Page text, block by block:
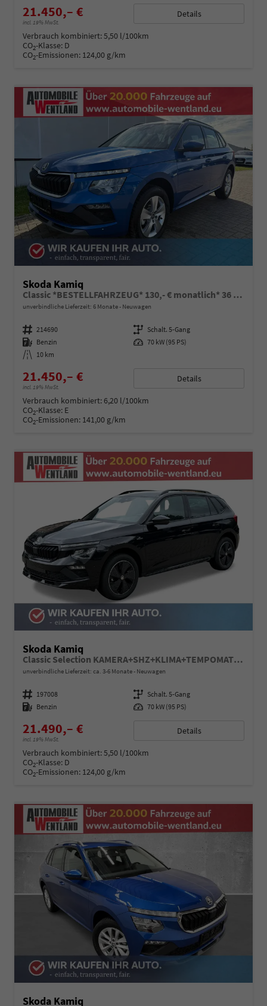
21.450,– €
incl. 19% MwSt.
Details
Verbrauch kombiniert:5,50 l/100km
CO2-Klasse: D
CO2-Emissionen: 124,00 g/km
Skoda Kamiq
Classic *BESTELLFAHRZEUG* 130,- € monatlich* 36 Monate* Ohne Kilometerbegrenzung*
unverbindliche Lieferzeit: 6 Monate Neuwagen
Fahrzeugnummer 214690 Getriebe Schalt. 5-Gang
Kraftstoff Benzin Leistung 70 kW (95 PS)
Kilometerstand 10 km
21.450,– €
incl. 19% MwSt.
Details
Verbrauch kombiniert:6,20 l/100km
CO2-Klasse: E
CO2-Emissionen: 141,00 g/km
Skoda Kamiq
Classic Selection KAMERA+SHZ+KLIMA+TEMPOMAT+LED+16" LM
unverbindliche Lieferzeit: ca. 3-6 Monate Neuwagen
Fahrzeugnummer 197008 Getriebe Schalt. 5-Gang
Kraftstoff Benzin Leistung 70 kW (95 PS)
21.490,– €
incl. 19% MwSt.
Details
Verbrauch kombiniert:5,50 l/100km
CO2-Klasse: D
CO2-Emissionen: 124,00 g/km
Skoda Kamiq